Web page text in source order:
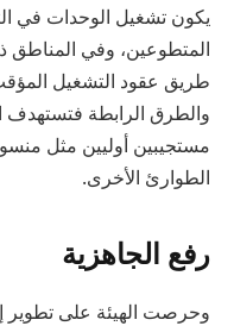
يكون تشغيل الوحدات في
المتطوعين، وفي المناطق
طريق عقود التشغيل
والطرق الرابطة فتستهدف
مستجيبين أوليين مثل
الطوارئ الأخرى.
رفع الجاهزية
وحرصت الهيئة على تطوير